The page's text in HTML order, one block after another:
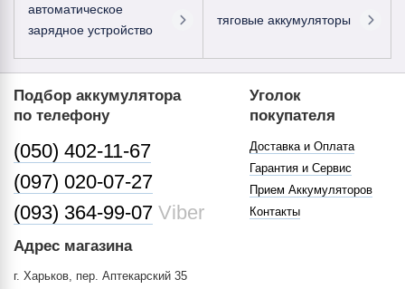
автоматическое
зарядное устройство
тяговые аккумуляторы
Подбор аккумулятора
по телефону
(050) 402-11-67
(097) 020-07-27
(093) 364-99-07 Viber
Адрес магазина
г. Харьков, пер. Аптекарский 35
Уголок
покупателя
Доставка и Оплата
Гарантия и Сервис
Прием Аккумуляторов
Контакты